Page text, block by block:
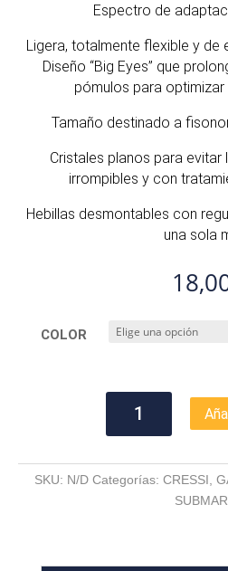
Espectro de
Ligera, totalmente flexible y de
Diseño “Big Eyes” que
pómulos para optimizar
Tamaño destinado a
Cristales planos para evitar
irrompibles y con
Hebillas desmontables con
una sola
COLOR
CRESSI
cantidad
SKU: N/D Categorías: CRESSI